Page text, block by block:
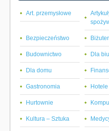
Art. przemysłowe
Bezpieczeństwo
Budownictwo Dla
Dla domu
Gastronomia Hotele
Hurtownie
Kultura – Sztuka